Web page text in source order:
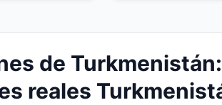
de
reales